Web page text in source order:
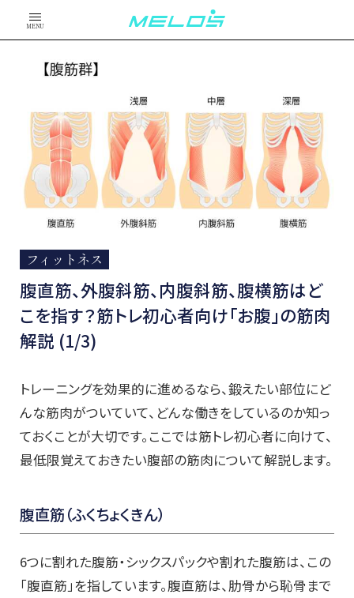
MENU
フィットネス
腹直筋、外腹斜筋、内腹斜筋、腹横筋はど
こを指す？筋トレ初心者向け「お腹」の筋肉
解説 (1/3)
トレーニングを効果的に進めるなら、鍛えたい部位にど
んな筋肉がついていて、どんな働きをしているのか知っ
ておくことが大切です。ここでは筋トレ初心者に向けて、
最低限覚えておきたい腹部の筋肉について解説します。
腹直筋（ふくちょくきん）
6つに割れた腹筋・シックスパックや割れた腹筋は、この
「腹直筋」を指しています。腹直筋は、肋骨から恥骨まで